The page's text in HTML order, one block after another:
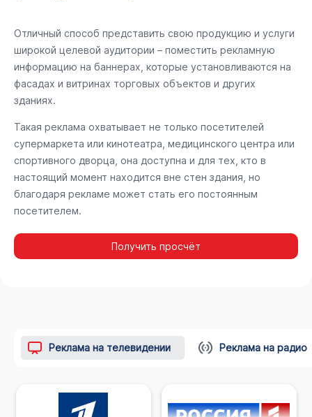
Отличный способ представить свою продукцию и услуги
широкой целевой аудитории – поместить рекламную
информацию на баннерах, которые установливаются на
фасадах и витринах торговых объектов и других
зданиях.
Такая реклама охватывает не только посетителей
супермаркета или кинотеатра, медицинского центра или
спортивного дворца, она доступна и для тех, кто в
настоящий момент находится вне стен здания, но
благодаря рекламе может стать его постоянным
посетителем.
Получить просчёт
Реклама на телевидении Реклама на радио